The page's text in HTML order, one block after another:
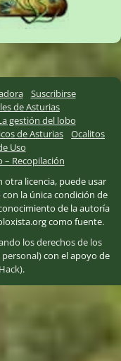
Suscribirse
de Asturias
gestión del lobo
de Asturias
Ocalitos
Uso
Recopilación
licencia, puede usar
la única condición de
de la autoría
como fuente.
los derechos de los
con el apoyo de
.